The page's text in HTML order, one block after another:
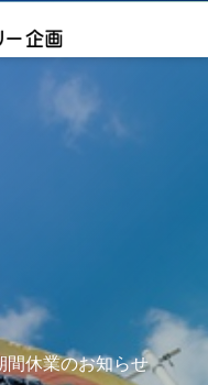
間休業のお知らせ